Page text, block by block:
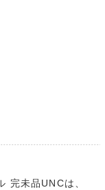
完未品UNCは、